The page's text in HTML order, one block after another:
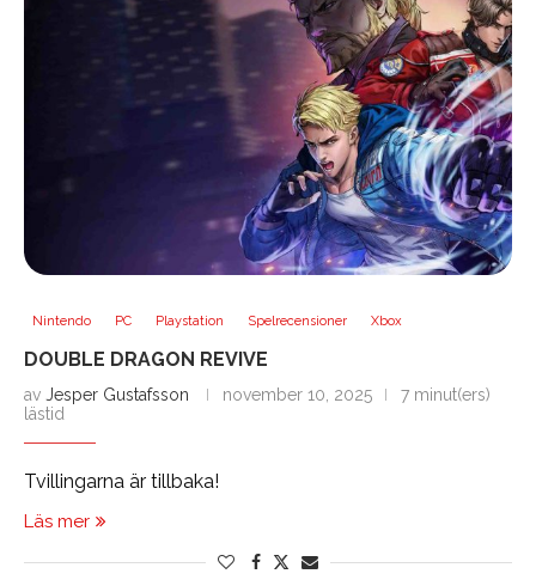
Nintendo PC Playstation Spelrecensioner Xbox
DOUBLE DRAGON REVIVE
av Jesper Gustafsson november 10, 2025
7 minut(ers)
lästid
Tvillingarna är tillbaka!
Läs mer